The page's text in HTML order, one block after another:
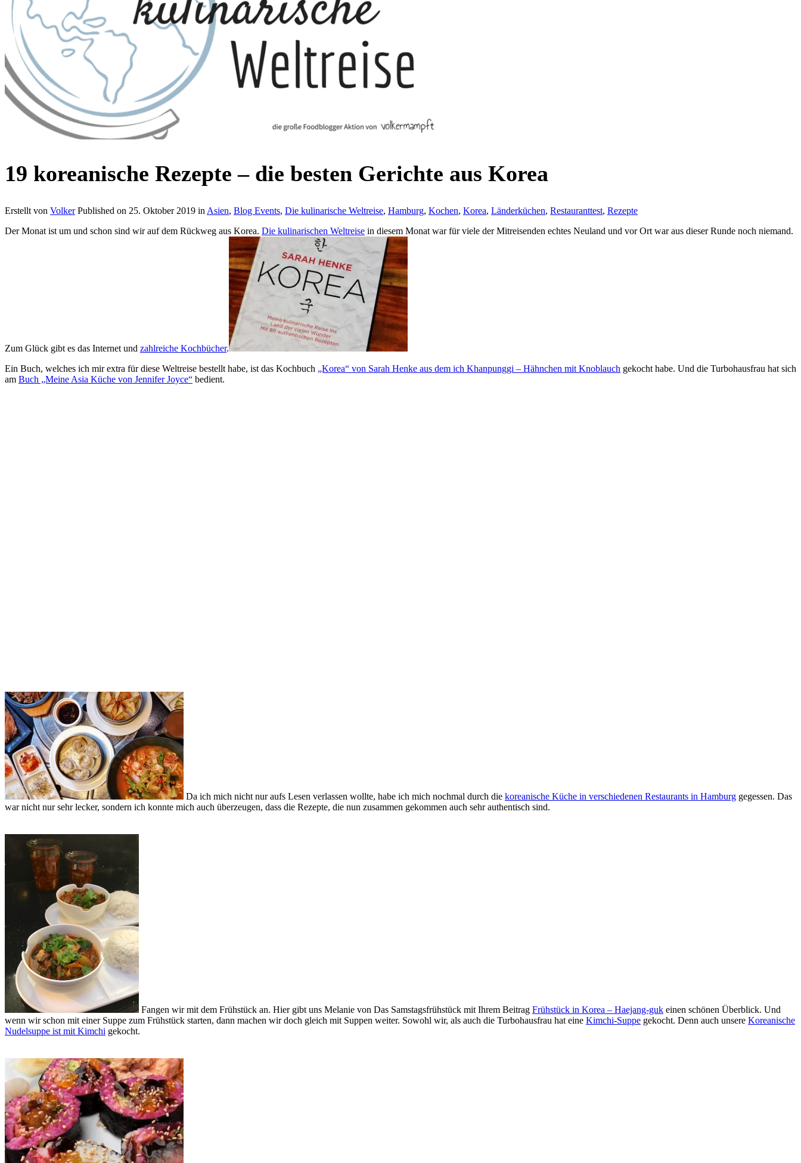
19 koreanische Rezepte – die besten Gerichte aus Korea
Erstellt von Volker Published on 25. Oktober 2019 in Asien, Blog Events, Die kulinarische Weltreise, Hamburg, Kochen, Korea, Länderküchen, Restauranttest, Rezepte
Der Monat ist um und schon sind wir auf dem Rückweg aus Korea. Die kulinarischen Weltreise in diesem Monat war für viele der Mitreisenden echtes Neuland und vor Ort war aus dieser Runde noch niemand.
Zum Glück gibt es das Internet und zahlreiche Kochbücher.
Ein Buch, welches ich mir extra für diese Weltreise bestellt habe, ist das Kochbuch „Korea“ von Sarah Henke aus dem ich Khanpunggi – Hähnchen mit Knoblauch gekocht habe. Und die Turbohausfrau hat sich
am Buch „Meine Asia Küche von Jennifer Joyce“ bedient.
Da ich mich nicht nur aufs Lesen verlassen wollte, habe ich mich nochmal durch die koreanische Küche in verschiedenen Restaurants in Hamburg gegessen. Das
war nicht nur sehr lecker, sondern ich konnte mich auch überzeugen, dass die Rezepte, die nun zusammen gekommen auch sehr authentisch sind.
Fangen wir mit dem Frühstück an. Hier gibt uns Melanie von Das Samstagsfrühstück mit Ihrem Beitrag Frühstück in Korea – Haejang-guk einen schönen Überblick. Und
wenn wir schon mit einer Suppe zum Frühstück starten, dann machen wir doch gleich mit Suppen weiter. Sowohl wir, als auch die Turbohausfrau hat eine Kimchi-Suppe gekocht. Denn auch unsere Koreanische
Nudelsuppe ist mit Kimchi gekocht.